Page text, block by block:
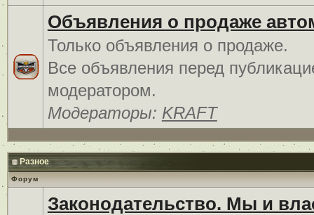
Объявления о продаже
Только объявления о продаже.
Все объявления перед
модератором.
Модераторы: KRAFT
Разное
Форум
Законодательство. Мы и